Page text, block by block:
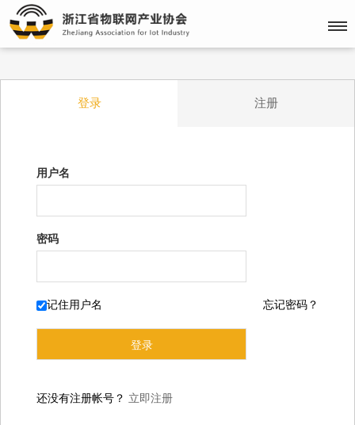
登录 注册
用户名
密码
记住用户名 忘记密码？
登录
还没有注册帐号？ 立即注册